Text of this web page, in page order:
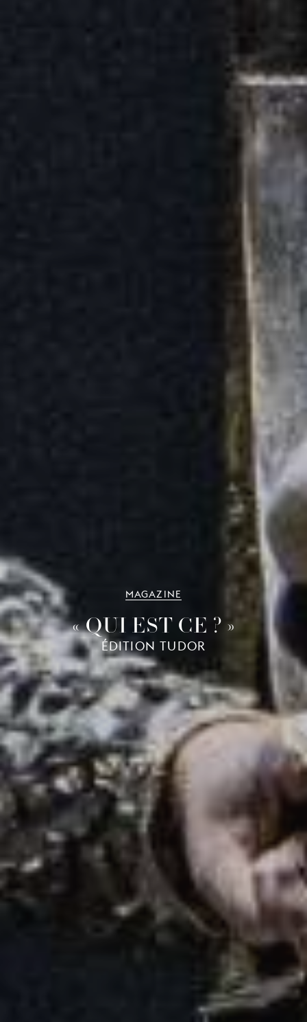
MAGAZINE
« QUI EST CE ? »
ÉDITION TUDOR